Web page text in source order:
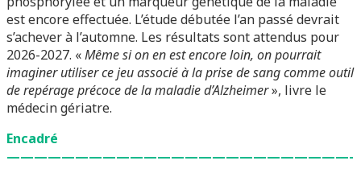
est encore effectuée. L’étude débutée l’an passé devrait
s’achever à l’automne. Les résultats sont attendus pour
2026-2027. «Même si on en est encore loin, on pourrait
imaginer utiliser ce jeu associé à la prise de sang comme outil
de repérage précoce de la maladie d’Alzheimer», livre le
médecin gériatre.
Encadré
—————————————————————————-